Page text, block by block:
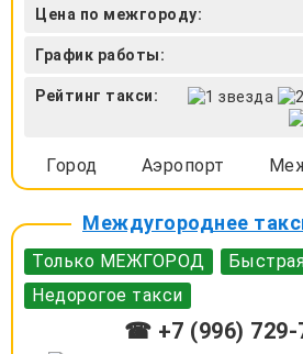
Цена по межгороду:
График работы:
Рейтинг такси:
Город Аэропорт
Междугороднее
Только МЕЖГОРОД
Недорогое такси
☎ +7 (996) 729-